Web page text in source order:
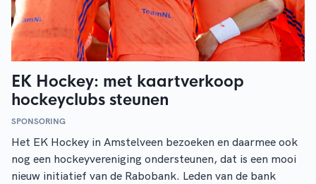
EK Hockey: met kaartverkoop
hockeyclubs steunen
SPONSORING
Het EK Hockey in Amstelveen bezoeken en daarmee ook
nog een hockeyvereniging ondersteunen, dat is een mooi
nieuw initiatief van de Rabobank. Leden van de bank